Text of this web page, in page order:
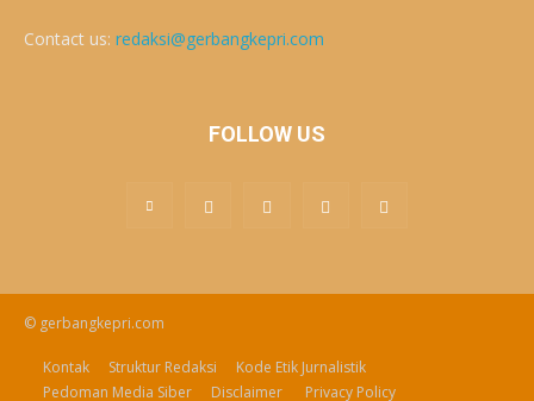
Contact us: redaksi@gerbangkepri.com
FOLLOW US
© gerbangkepri.com
Kontak Struktur Redaksi
Kode Etik Jurnalistik
Pedoman Media Siber
Disclaimer Privacy Policy